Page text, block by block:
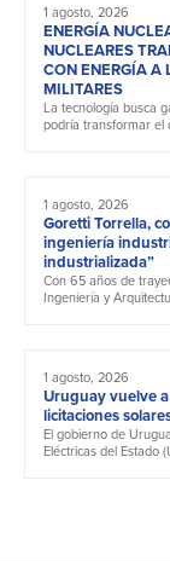
1 agosto, 2026
ENERGÍA
NUCLEARES
CON ENERGÍA A
MILITARES
La tecnología busca
podría transformar el
1 agosto, 2026
Goretti Torrella,
ingeniería
industrializada”
Con 65 años de
Ingeniería y
1 agosto, 2026
Uruguay vuelve
licitaciones
El gobierno de
Eléctricas del Estado